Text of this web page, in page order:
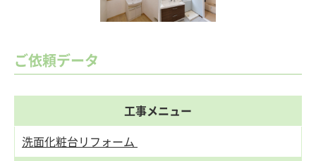
ご依頼データ
工事メニュー
洗面化粧台リフォーム